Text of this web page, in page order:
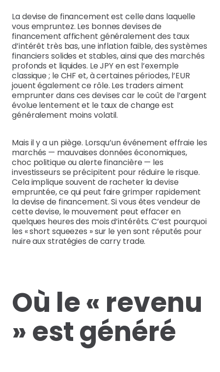
La devise de financement est celle dans laquelle
vous empruntez. Les bonnes devises de
financement affichent généralement des taux
d’intérêt très bas, une inflation faible, des systèmes
financiers solides et stables, ainsi que des marchés
profonds et liquides. Le JPY en est l’exemple
classique ; le CHF et, à certaines périodes, l’EUR
jouent également ce rôle. Les traders aiment
emprunter dans ces devises car le coût de l’argent
évolue lentement et le taux de change est
généralement moins volatil.
Mais il y a un piège. Lorsqu’un événement effraie les
marchés — mauvaises données économiques,
choc politique ou alerte financière — les
investisseurs se précipitent pour réduire le risque.
Cela implique souvent de racheter la devise
empruntée, ce qui peut faire grimper rapidement
la devise de financement. Si vous êtes vendeur de
cette devise, le mouvement peut effacer en
quelques heures des mois d’intérêts. C’est pourquoi
les « short squeezes » sur le yen sont réputés pour
nuire aux stratégies de carry trade.
Où le « revenu
» est généré